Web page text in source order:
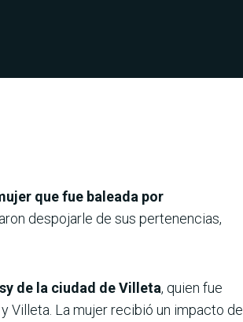
que fue baleada por
despojarle de sus pertenencias,
de la ciudad de Villeta, quien fue
Villeta. La mujer recibió un impacto de